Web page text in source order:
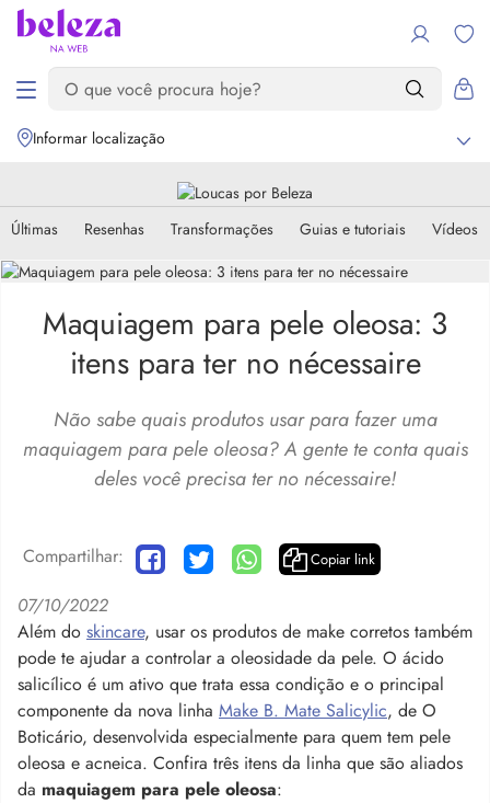
Informar localização
Últimas Resenhas Transformações Guias e tutoriais Vídeos
Maquiagem para pele oleosa: 3
itens para ter no nécessaire
Não sabe quais produtos usar para fazer uma
maquiagem para pele oleosa? A gente te conta quais
deles você precisa ter no nécessaire!
Compartilhar: Copiar link
07/10/2022
Além do skincare, usar os produtos de make corretos também
pode te ajudar a controlar a oleosidade da pele. O ácido
salicílico é um ativo que trata essa condição e o principal
componente da nova linha Make B. Mate Salicylic, de O
Boticário, desenvolvida especialmente para quem tem pele
oleosa e acneica. Confira três itens da linha que são aliados
da maquiagem para pele oleosa: